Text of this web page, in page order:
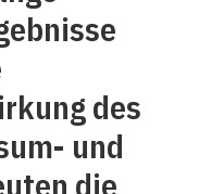
des
und
die